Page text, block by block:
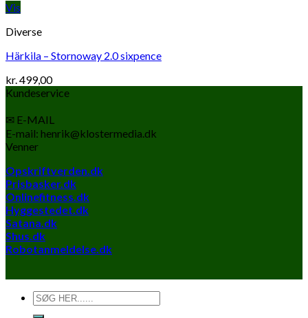
Vis
Diverse
Härkila – Stornoway 2.0 sixpence
kr.499,00
Kundeservice
✉ E-MAIL
E-mail: henrik@klostermedia.dk
Venner
Opskriftverden.dk
Prisbasker.dk
Onlinefitness.dk
Hyggestedet.dk
Satana.dk
Shus.dk
Robotanmeldelse.dk
Søg
efter: